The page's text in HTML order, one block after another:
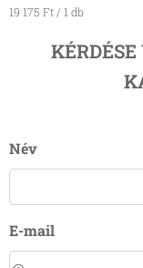
19 175 Ft / 1 db
Név
E-mail